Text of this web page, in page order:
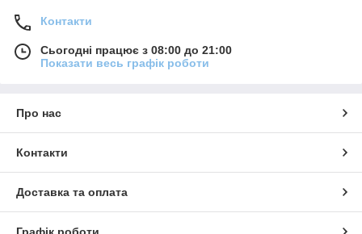
Контакти
Сьогодні працює з 08:00 до 21:00
Показати весь графік роботи
Про нас
Контакти
Доставка та оплата